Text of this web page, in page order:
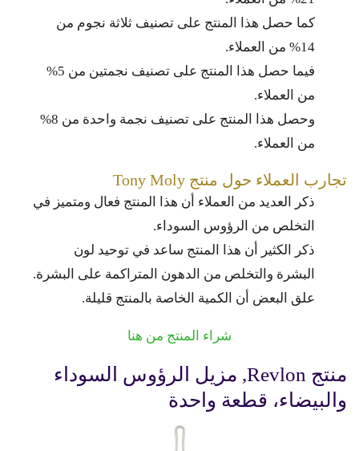
كما حصل هذا المنتج على تصنيف ثلاثة نجوم من
14% من العملاء.
فيما حصل هذا المنتج على تصنيف نجمتين من 5%
من العملاء.
وحصل هذا المنتج على تصنيف نجمة واحدة من 8%
من العملاء.
تجارب العملاء حول منتج Tony Moly
ذكر العديد من العملاء أن هذا المنتج فعال ومتميز في
التخلص من الرؤوس السوداء.
ذكر الكثير أن هذا المنتج ساعد في توحيد لون
البشرة والتخلص من الدهون المتراكمة على البشرة.
علق البعض أن الكمية الخاصة بالمنتج قليلة.
شراء المنتج من هنا
منتج Revlon, مزيل الرؤوس السوداء
والبيضاء، قطعة واحدة